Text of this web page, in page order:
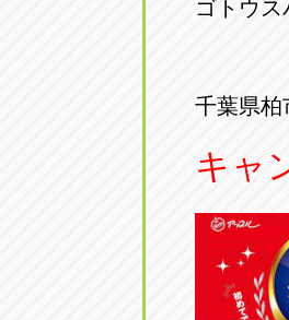
アップル小牧店
アップル尾張
愛知県尾張旭
アップル岩倉店
愛知県岩倉市
ゴトウ
千葉県柏
キャ